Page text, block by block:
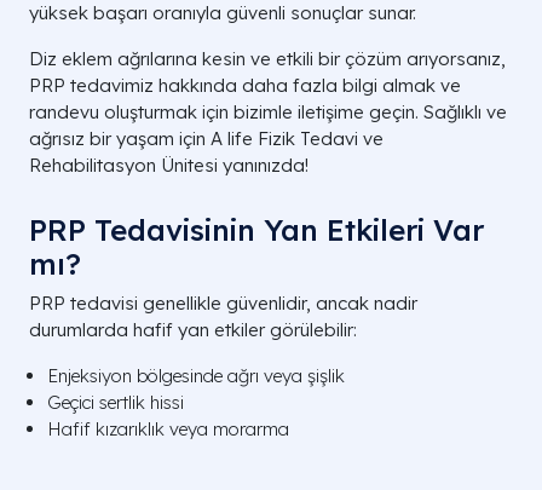
yüksek başarı oranıyla güvenli sonuçlar sunar.
Diz eklem ağrılarına kesin ve etkili bir çözüm arıyorsanız,
PRP tedavimiz hakkında daha fazla bilgi almak ve
randevu oluşturmak için bizimle iletişime geçin. Sağlıklı ve
ağrısız bir yaşam için A life Fizik Tedavi ve
Rehabilitasyon Ünitesi yanınızda!
PRP Tedavisinin Yan Etkileri Var
mı?
PRP tedavisi genellikle güvenlidir, ancak nadir
durumlarda hafif yan etkiler görülebilir:
Enjeksiyon bölgesinde ağrı veya şişlik
Geçici sertlik hissi
Hafif kızarıklık veya morarma